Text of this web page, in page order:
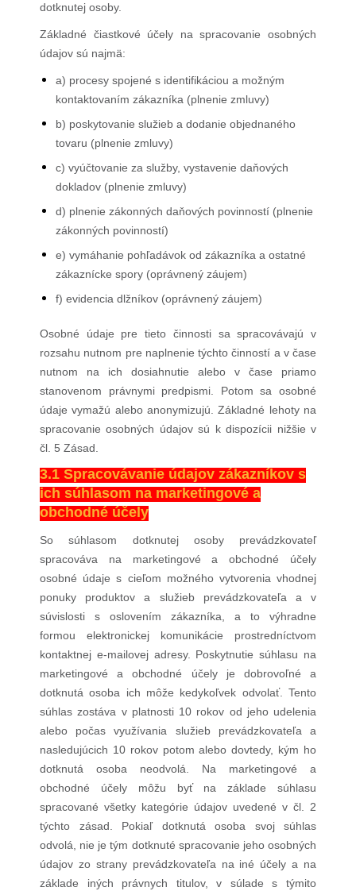
dotknutej osoby.
Základné čiastkové účely na spracovanie osobných
údajov sú najmä:
a) procesy spojené s identifikáciou a možným
kontaktovaním zákazníka (plnenie zmluvy)
b) poskytovanie služieb a dodanie objednaného
tovaru (plnenie zmluvy)
c) vyúčtovanie za služby, vystavenie daňových
dokladov (plnenie zmluvy)
d) plnenie zákonných daňových povinností (plnenie
zákonných povinností)
e) vymáhanie pohľadávok od zákazníka a ostatné
zákaznícke spory (oprávnený záujem)
f) evidencia dlžníkov (oprávnený záujem)
Osobné údaje pre tieto činnosti sa spracovávajú v
rozsahu nutnom pre naplnenie týchto činností a v čase
nutnom na ich dosiahnutie alebo v čase priamo
stanovenom právnymi predpismi. Potom sa osobné
údaje vymažú alebo anonymizujú. Základné lehoty na
spracovanie osobných údajov sú k dispozícii nižšie v
čl. 5 Zásad.
3.1 Spracovávanie údajov zákazníkov s
ich súhlasom na marketingové a
obchodné účely
So súhlasom dotknutej osoby prevádzkovateľ
spracováva na marketingové a obchodné účely
osobné údaje s cieľom možného vytvorenia vhodnej
ponuky produktov a služieb prevádzkovateľa a v
súvislosti s oslovením zákazníka, a to výhradne
formou elektronickej komunikácie prostredníctvom
kontaktnej e-mailovej adresy. Poskytnutie súhlasu na
marketingové a obchodné účely je dobrovoľné a
dotknutá osoba ich môže kedykoľvek odvolať. Tento
súhlas zostáva v platnosti 10 rokov od jeho udelenia
alebo počas využívania služieb prevádzkovateľa a
nasledujúcich 10 rokov potom alebo dovtedy, kým ho
dotknutá osoba neodvolá. Na marketingové a
obchodné účely môžu byť na základe súhlasu
spracované všetky kategórie údajov uvedené v čl. 2
týchto zásad. Pokiaľ dotknutá osoba svoj súhlas
odvolá, nie je tým dotknuté spracovanie jeho osobných
údajov zo strany prevádzkovateľa na iné účely a na
základe iných právnych titulov, v súlade s týmito